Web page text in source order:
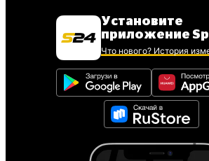
Установите
приложение
Что нового? История